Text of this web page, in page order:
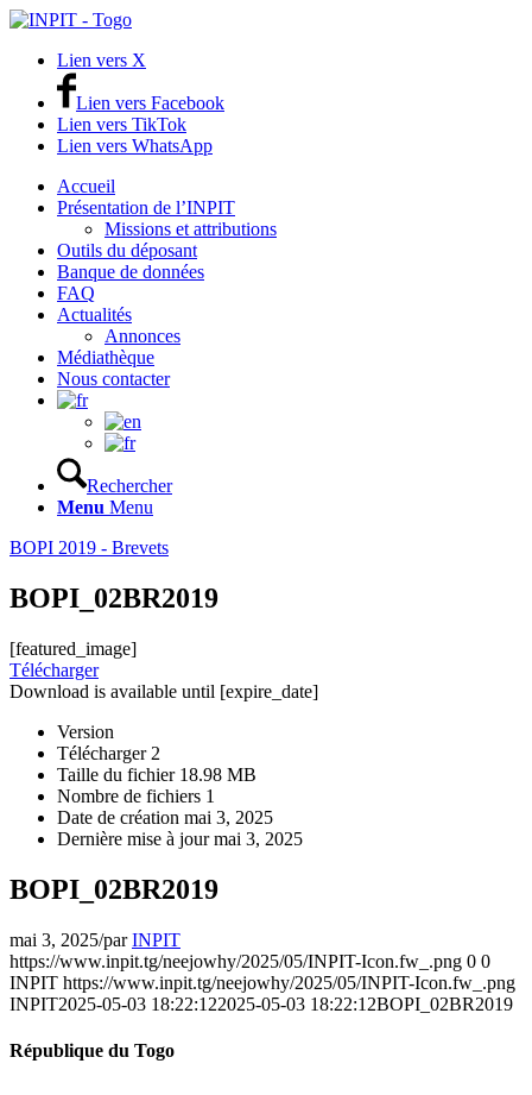
Lien vers X
Lien vers Facebook
Lien vers TikTok
Lien vers WhatsApp
Accueil
Présentation de l’INPIT
Missions et attributions
Outils du déposant
Banque de données
FAQ
Actualités
Annonces
Médiathèque
Nous contacter
Rechercher
Menu Menu
BOPI 2019 - Brevets
BOPI_02BR2019
[featured_image]
Télécharger
Download is available until [expire_date]
Version
Télécharger 2
Taille du fichier 18.98 MB
Nombre de fichiers 1
Date de création mai 3, 2025
Dernière mise à jourmai 3, 2025
BOPI_02BR2019
mai 3, 2025/parINPIT
https://www.inpit.tg/neejowhy/2025/05/INPIT-Icon.fw_.png 0 0
INPIT https://www.inpit.tg/neejowhy/2025/05/INPIT-Icon.fw_.png
INPIT2025-05-03 18:22:122025-05-03 18:22:12BOPI_02BR2019
République du Togo